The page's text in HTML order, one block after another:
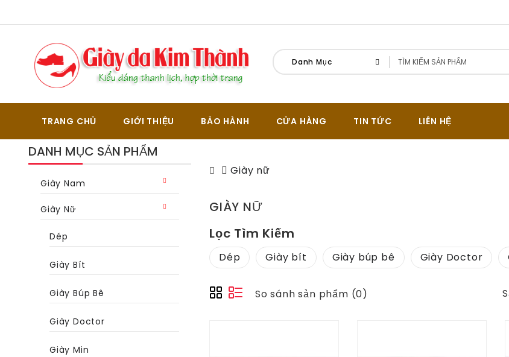
Danh Mục
TRANG CHỦ GIỚI THIỆU BẢO HÀNH CỬA HÀNG TIN TỨC LIÊN HỆ
DANH MỤC SẢN PHẨM
Giày Nam
Giày Nữ
Dép
Giày Bít
Giày Búp Bê
Giày Doctor
Giày Min
Giày nữ
GIÀY NỮ
Lọc Tìm Kiếm
Dép Giày bít Giày búp bê Giày Doctor
So sánh sản phẩm (0)